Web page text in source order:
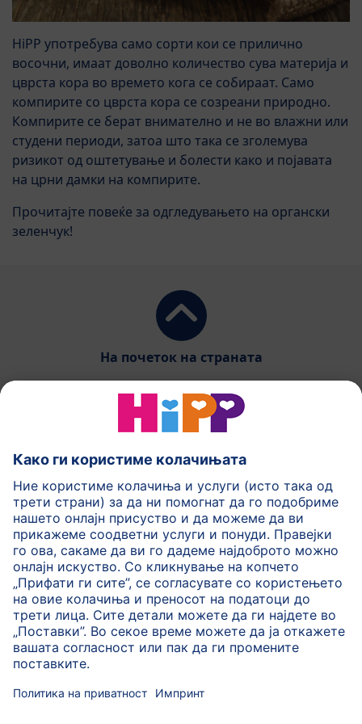
HiPP употребува само сорти кои се прилично
восочни, имаат доволно количество сува материја и
цврста кора во времето кога се собираат. Само
компирите со цврста кора се созреани природно.
Компирите се берат внимателно и не во влажни или
студени периоди, затоа што така се зголемува
ризикот од оштетување и болести како и појавата
на црни дамки на компирите.
Прочитајте повеќе за одгледувањето на органски
зеленчук!
На почеток на страната
HiPP Млечни формули
HiPP Храна за бебиња
HiPP за деца
HiPP Нега за кожа
HiPP Бременост
Политика на приватност
Услови на користење
Импринт
Повеќе за HiPP Контакт